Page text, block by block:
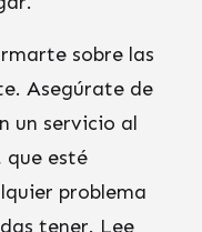
sobre las
Asegúrate de
un servicio al
que esté
problema
tener. Lee